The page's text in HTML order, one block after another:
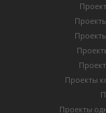
Проекты
Проекты